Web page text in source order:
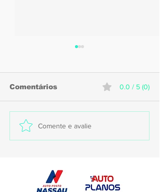
Santa Cruz terá
Comentários 0.0 / 5 (0)
Comente e avalie